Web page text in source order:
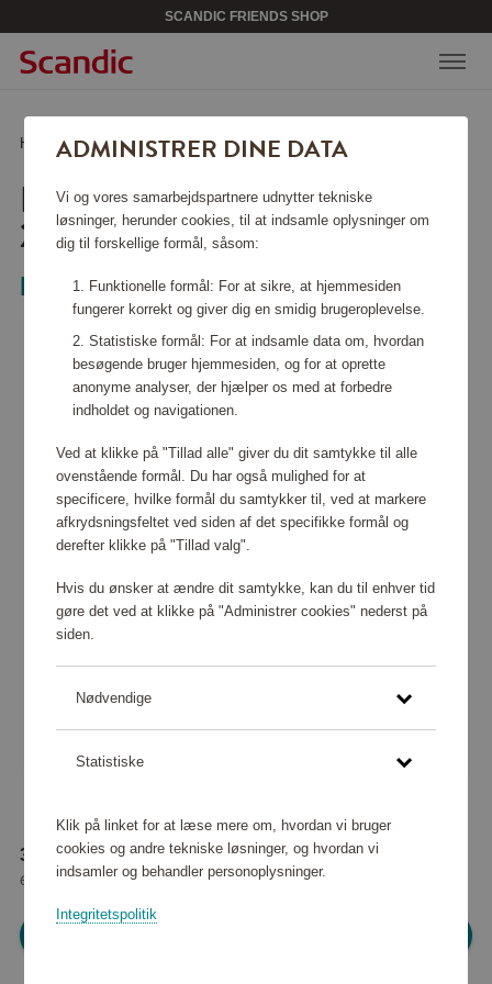
SCANDIC FRIENDS SHOP
Hjem /Køkkentilbehør/Skåle/LEGIO NOVA Oval skål 26 cm
LEGIO NOVA OVAL SKÅL
26 CM
Eva Solo
33 660 point
eller
306 kr
ADMINISTRER DINE DATA
Vi og vores samarbejdspartnere udnytter tekniske
løsninger, herunder cookies, til at indsamle oplysninger om
dig til forskellige formål, såsom:
Funktionelle formål: For at sikre, at hjemmesiden
fungerer korrekt og giver dig en smidig brugeroplevelse.
Statistiske formål: For at indsamle data om, hvordan
besøgende bruger hjemmesiden, og for at oprette
anonyme analyser, der hjælper os med at forbedre
indholdet og navigationen.
Ved at klikke på "Tillad alle" giver du dit samtykke til alle
ovenstående formål. Du har også mulighed for at
specificere, hvilke formål du samtykker til, ved at markere
afkrydsningsfeltet ved siden af det specifikke formål og
derefter klikke på "Tillad valg".
Hvis du ønsker at ændre dit samtykke, kan du til enhver tid
gøre det ved at klikke på "Administrer cookies" nederst på
siden.
Nødvendige
Statistiske
Klik på linket for at læse mere om, hvordan vi bruger
cookies og andre tekniske løsninger, og hvordan vi
indsamler og behandler personoplysninger.
Integritetspolitik